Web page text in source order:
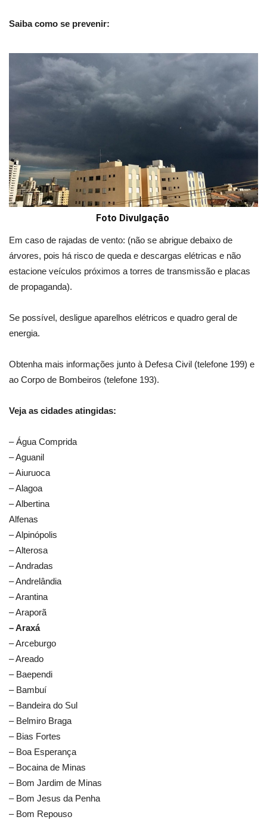
Saiba como se prevenir:
Foto Divulgação
Em caso de rajadas de vento: (não se abrigue debaixo de
árvores, pois há risco de queda e descargas elétricas e não
estacione veículos próximos a torres de transmissão e placas
de propaganda).
Se possível, desligue aparelhos elétricos e quadro geral de
energia.
Obtenha mais informações junto à Defesa Civil (telefone 199) e
ao Corpo de Bombeiros (telefone 193).
Veja as cidades atingidas:
– Água Comprida
– Aguanil
– Aiuruoca
– Alagoa
– Albertina
Alfenas
– Alpinópolis
– Alterosa
– Andradas
– Andrelândia
– Arantina
– Araporã
– Araxá
– Arceburgo
– Areado
– Baependi
– Bambuí
– Bandeira do Sul
– Belmiro Braga
– Bias Fortes
– Boa Esperança
– Bocaina de Minas
– Bom Jardim de Minas
– Bom Jesus da Penha
– Bom Repouso